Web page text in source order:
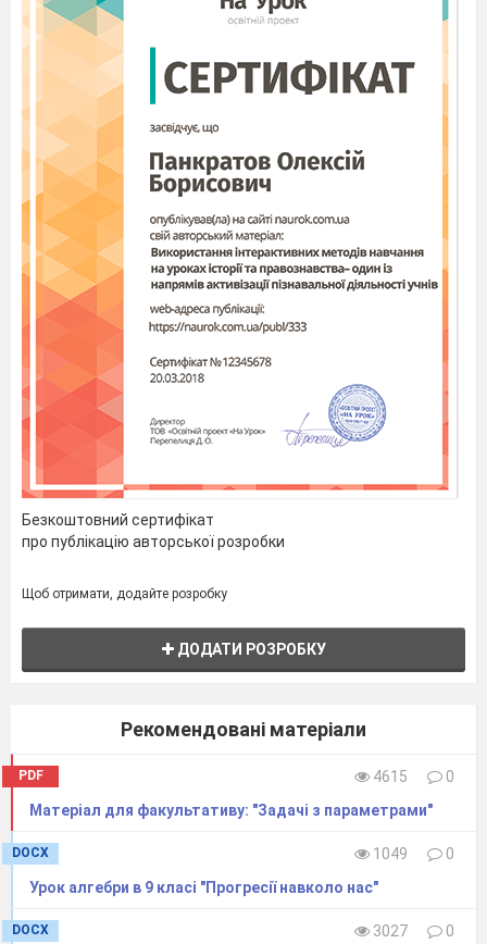
нерівностей.
Розв’язування квадратних
нерівностей.
30
Системи двох рівнянь із двома
змінними.
Системи двох рівнянь із двома
змінними.
32
Системи двох рівнянь із двома
змінними. Самостійна робота.
ІІ семестр
33
Система двох рівнянь із двома
змінними як математична
модель прикладної задачі.
за допомогою систем рівнянь.
Розв’язування текстових задач
за допомогою систем рівнянь.
Самостійна робота.
Узагальнення та систематизація
знань, підготовка до
контрольної роботи.
37
Контрольна робота № 3
38
Числові послідовності.
Способи задання
властивості.
41
Сума перших n членів
42
Сума перших n членів
арифметичної прогресії.
Самостійна робота.
43
Контрольна робота № 4
Безкоштовний сертифікат
про публікацію авторської розробки
Щоб отримати, додайте розробку
ДОДАТИ РОЗРОБКУ
Рекомендовані матеріали
PDF 4615
0
Матеріал для факультативу: "Задачі з параметрами"
DOCX 1049
0
Урок алгебри в 9 класі "Прогресії навколо нас"
DOCX 3027
0